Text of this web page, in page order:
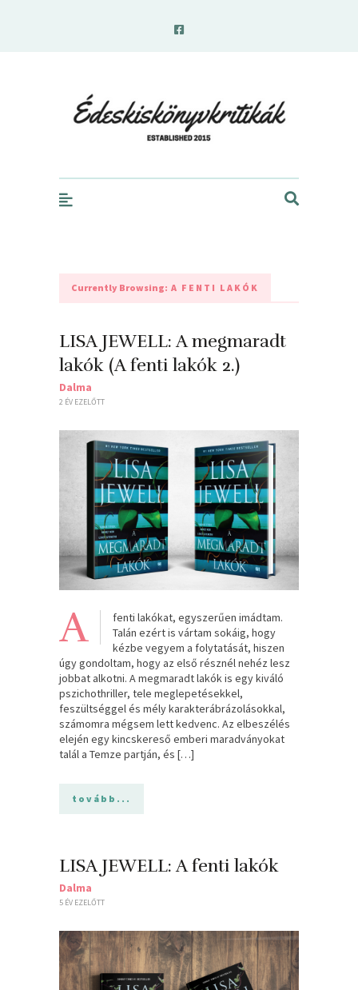
Currently Browsing: A FENTI LAKÓK
LISA JEWELL: A ​megmaradt
lakók (A fenti lakók 2.)
Dalma
2 ÉV EZELŐTT
A
fenti lakókat, egyszerűen imádtam.
Talán ezért is vártam sokáig, hogy
kézbe vegyem a folytatását, hiszen
úgy gondoltam, hogy az első résznél nehéz lesz
jobbat alkotni. A megmaradt lakók is egy kiváló
pszichothriller, tele meglepetésekkel,
feszültséggel és mély karakterábrázolásokkal,
számomra mégsem lett kedvenc. Az elbeszélés
elején egy kincskereső emberi maradványokat
talál a Temze partján, és […]
tovább...
LISA JEWELL: A ​fenti lakók
Dalma
5 ÉV EZELŐTT